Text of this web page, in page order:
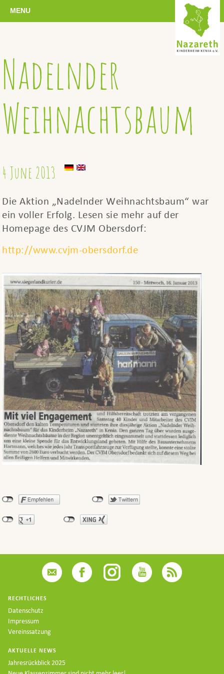
MENU
Nadelnder
Weihnachtsbaum
4 June 2013
Die Aktion „Nadelnder Weihnachtsbaum“ war
ein voller Erfolg. Lesen sie mehr auf der
Homepage des CVJM Obersdorf:
http://www.cvjm-obersdorf.de
RECHTLICHES
Datenschutz
Impressum
Vereinssatzung
AKTUELLE NEWS
Jahresrückblick 2025